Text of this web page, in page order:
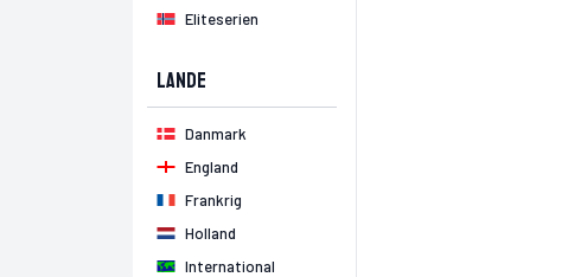
Eliteserien
Lande
Danmark
England
Frankrig
Holland
International